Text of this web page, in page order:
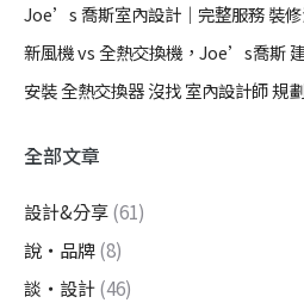
Joe’s 喬斯室內設計｜完整服務 裝修
新風機 vs 全熱交換機，Joe’s喬斯
安裝 全熱交換器 沒找 室內設計師 規
全部文章
設計&分享(61)
說・品牌(8)
談・設計(46)